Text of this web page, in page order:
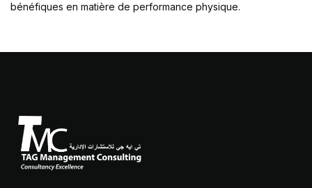
bénéfiques en matière de performance physique.